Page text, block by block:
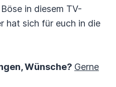
in diesem TV-
hat sich für euch in die
Wünsche? Gerne